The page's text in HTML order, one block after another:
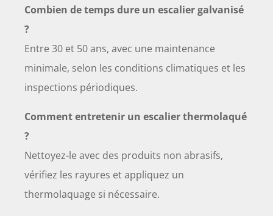
Combien de temps dure un escalier galvanisé
?
Entre 30 et 50 ans, avec une maintenance
minimale, selon les conditions climatiques et les
inspections périodiques.
Comment entretenir un escalier thermolaqué
?
Nettoyez-le avec des produits non abrasifs,
vérifiez les rayures et appliquez un
thermolaquage si nécessaire.